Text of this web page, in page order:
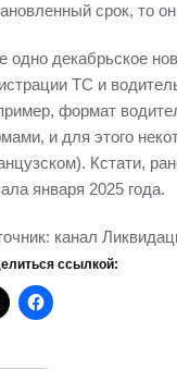
срок, то
одно декабрьское
ТС и
формат
и для этого
Кстати,
января 2025 года.
канал
ссылкой: